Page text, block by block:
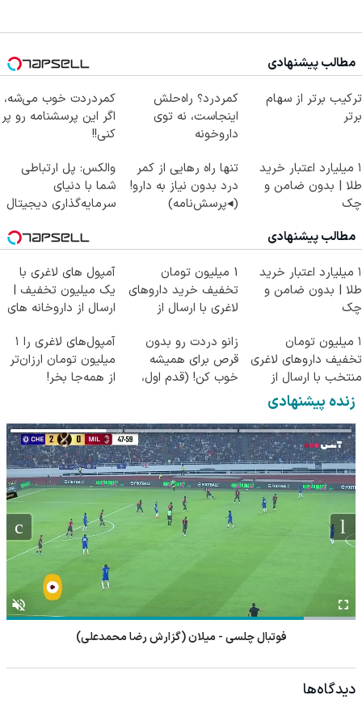
مطالب پیشنهادی
ترکیب برتر از سهام
برتر
کمردرد؟ راه‌حلش
اینجاست، نه توی
داروخونه
کمردردت خوب می‌شه،
اگر این پرسشنامه رو پر
کنی!!
۱ میلیارد اعتبار خرید
طلا | بدون ضامن و
چک
تنها راه رهایی از کمر
درد بدون نیاز به دارو!
(◂پرسش‌نامه)
والکس: پل ارتباطی
شما با دنیای
سرمایه‌گذاری دیجیتال
مطالب پیشنهادی
۱ میلیارد اعتبار خرید
طلا | بدون ضامن و
چک
1 میلیون تومان
تخفیف خرید داروهای
لاغری با ارسال از
آمپول های لاغری با
یک میلیون تخفیف |
ارسال از داروخانه های
۱ میلیون تومان
تخفیف داروهای لاغری
منتخب با ارسال از
داروخانه نزدیکت
زانو دردت رو بدون
قرص برای همیشه
خوب کن! (قدم اول،
آمپول‌های لاغری را ۱
میلیون تومان ارزان‌تر
از همه‌جا بخر!
زنده پیشنهادی
فوتبال چلسی - میلان (گزارش رضا محمدعلی)
دیدگاه‌ها